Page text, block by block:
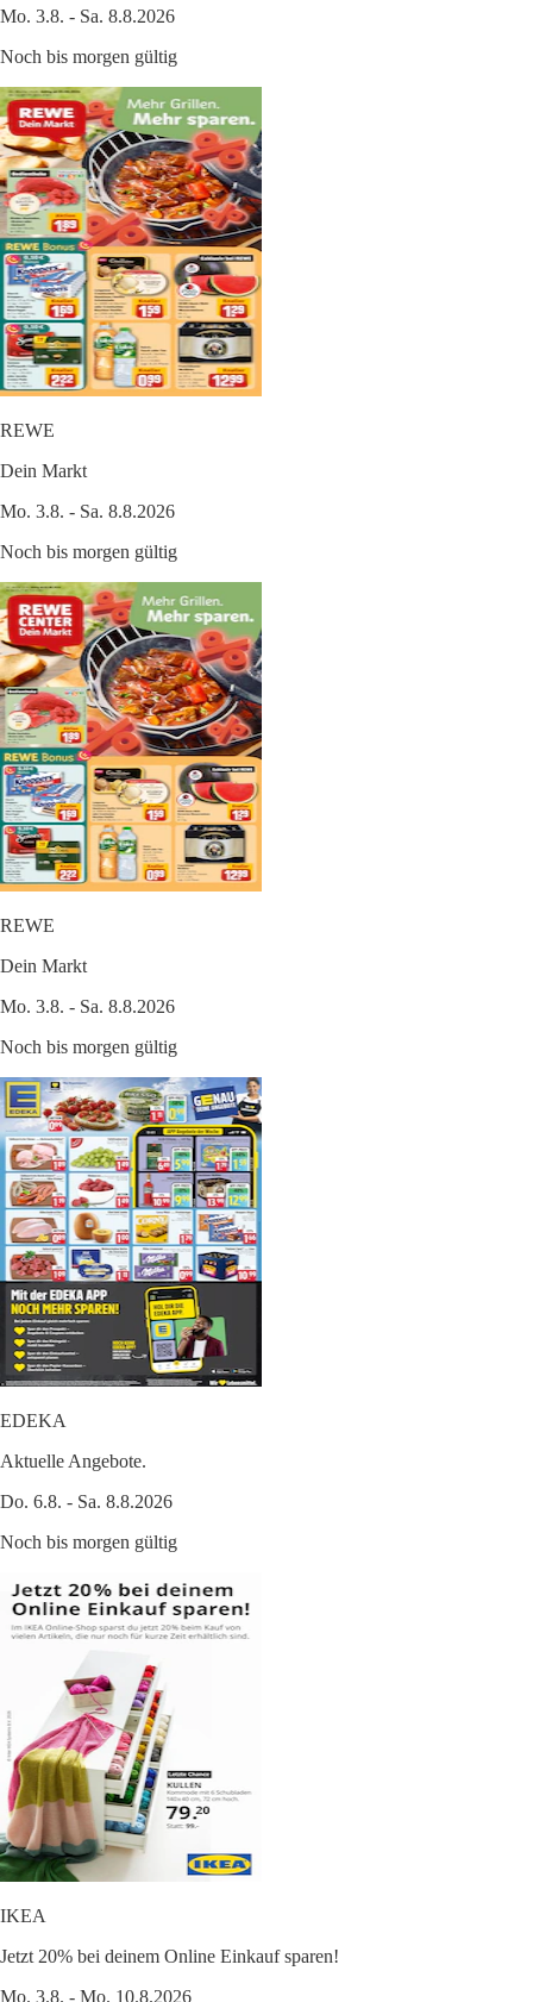
Mo. 3.8. - Sa. 8.8.2026
Noch bis morgen gültig
REWE
Dein Markt
Mo. 3.8. - Sa. 8.8.2026
Noch bis morgen gültig
REWE
Dein Markt
Mo. 3.8. - Sa. 8.8.2026
Noch bis morgen gültig
EDEKA
Aktuelle Angebote.
Do. 6.8. - Sa. 8.8.2026
Noch bis morgen gültig
IKEA
Jetzt 20% bei deinem Online Einkauf sparen!
Mo. 3.8. - Mo. 10.8.2026